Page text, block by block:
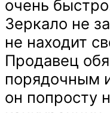
очень
Зеркало не
не находит
Продавец
порядочным
он попросту